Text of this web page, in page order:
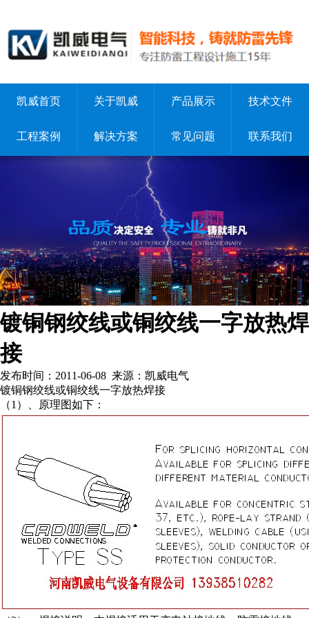
凯威首页 关于凯威 产品展示 技术文件
工程案例 解决方案 常见问题 联系我们
镀铜钢绞线或铜绞线一字放热焊
接
发布时间：2011-06-08 来源：凯威电气
镀铜钢绞线或铜绞线一字放热焊接
（1）、原理图如下：